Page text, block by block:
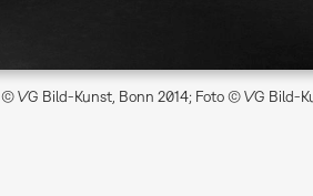
© VG Bild-Kunst, Bonn 2014; Foto © VG Bild-